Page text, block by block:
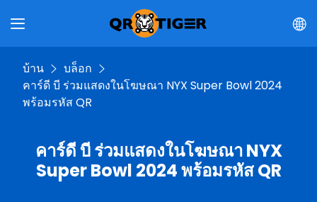
บ้าน
บล็อก
คาร์ดี บี ร่วมแสดงในโฆษณา NYX Super Bowl 2024
พร้อมรหัส QR
คาร์ดี บี ร่วมแสดงในโฆษณา NYX
Super Bowl 2024 พร้อมรหัส QR